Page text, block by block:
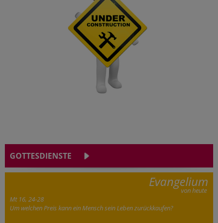
GOTTESDIENSTE
Evangelium
von heute
Mt 16, 24-28
Um welchen Preis kann ein Mensch sein Leben zurückkaufen?